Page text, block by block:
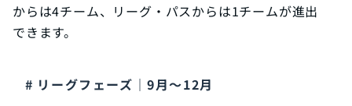
からは4チーム、リーグ・パスからは1チームが進出
できます。
リーグフェーズ｜9月〜12月